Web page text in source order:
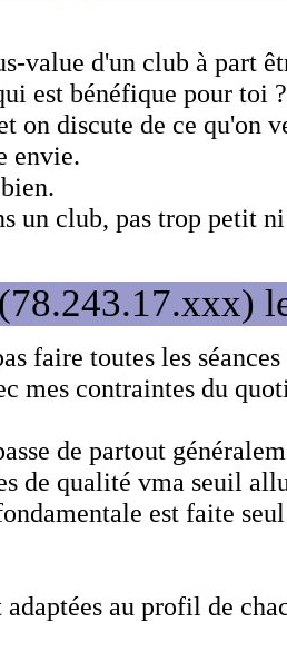
value d'un club à part
est bénéfique pour toi ?
on discute de ce qu'on
envie.
un club, pas trop petit
(78.243.17.xxx)
faire toutes les
mes contraintes du
de partout
de qualité vma seuil
est faite
adaptées au profil de